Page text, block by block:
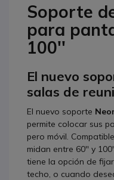
Soporte
para
100''
El nuevo
salas de
El nuevo soporte
permite colocar sus
pero móvil.
midan entre 60'' y
tiene la opción de
techo, o cuando